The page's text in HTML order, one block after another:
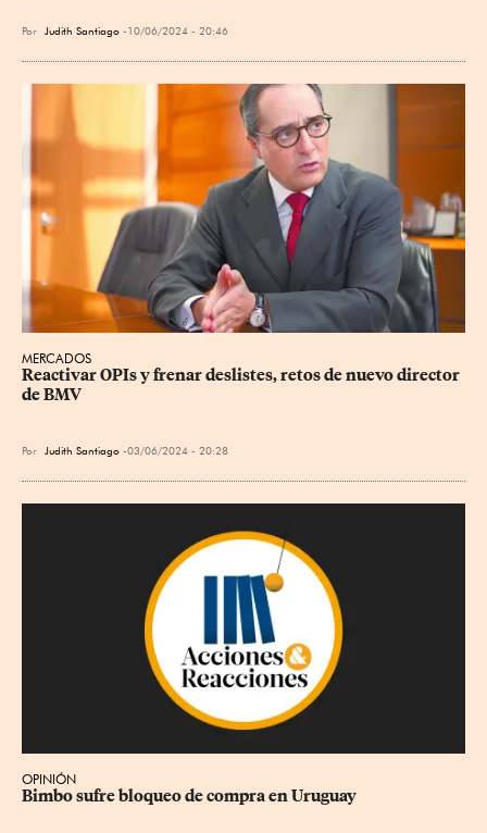
Por Judith Santiago 10/06/2024 - 20:46
MERCADOS
Reactivar OPIs y frenar deslistes, retos de nuevo director
de BMV
Por Judith Santiago 03/06/2024 - 20:28
OPINIÓN
Bimbo sufre bloqueo de compra en Uruguay